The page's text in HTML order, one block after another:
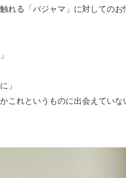
れる「パジャマ」に対してのお
」
これというものに出会えていな